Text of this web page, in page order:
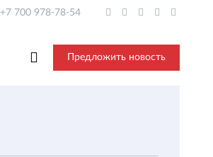
+7 700 978-78-54
Предложить новость